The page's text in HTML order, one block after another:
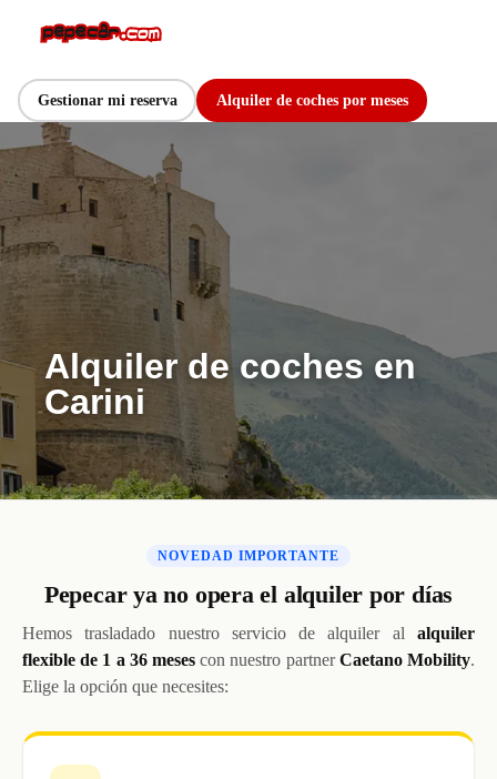
Gestionar mi reserva Alquiler de coches por meses
Alquiler de coches en
Carini
NOVEDAD IMPORTANTE
Pepecar ya no opera el alquiler por días
Hemos trasladado nuestro servicio de alquiler al alquiler
flexible de 1 a 36 meses con nuestro partnerCaetano Mobility.
Elige la opción que necesites: